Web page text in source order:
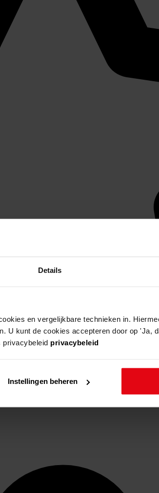
Details
en vergelijkbare technieken in.
U kunt de cookies accepteren door op 'Ja,
privacybeleid privacybeleid
Instellingen beheren